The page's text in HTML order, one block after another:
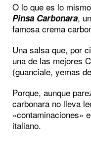
O lo que es lo
Pinsa Carbonara,
famosa crema
Una salsa que, por
una de las mejores
(guanciale, yemas
Porque, aunque
carbonara no lleva
«contaminaciones»
italiano.